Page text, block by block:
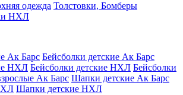
одежда Толстовки, Бомберы
НХЛ
Ак Барс Бейсболки детские Ак Барс
НХЛ Бейсболки детские НХЛ Бейсболки
Ак Барс Шапки детские Ак Барс
Шапки детские НХЛ